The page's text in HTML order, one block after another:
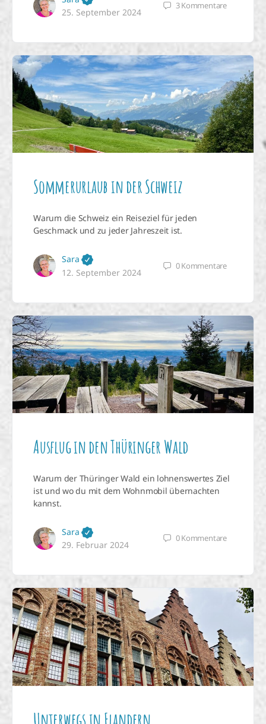
25. September 2024
3Kommentare
Sommerurlaub in der Schweiz
Warum die Schweiz ein Reiseziel für jeden
Geschmack und zu jeder Jahreszeit ist.
Sara
12. September 2024
0Kommentare
Ausflug in den Thüringer Wald
Warum der Thüringer Wald ein lohnenswertes Ziel
ist und wo du mit dem Wohnmobil übernachten
kannst.
Sara
29. Februar 2024
0Kommentare
Unterwegs in Flandern